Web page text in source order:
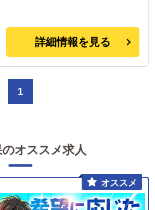
詳細情報を見る
1
オススメ求人